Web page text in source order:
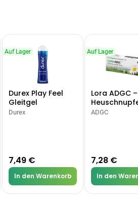
Auf Lager
Durex Play Feel
Gleitgel
Durex
7,49 €
In den Warenkorb
Auf Lager
Lora ADGC
Allergien
ADGC
7,28 €
In den